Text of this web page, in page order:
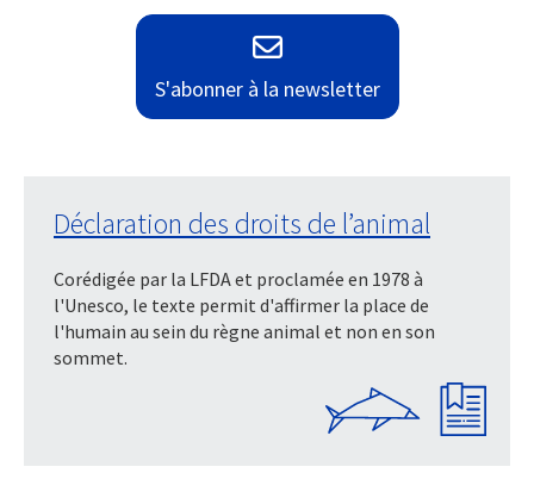
S'abonner à la newsletter
Déclaration des droits de l’animal
Corédigée par la LFDA et proclamée en 1978 à
l'Unesco, le texte permit d'affirmer la place de
l'humain au sein du règne animal et non en son
sommet.